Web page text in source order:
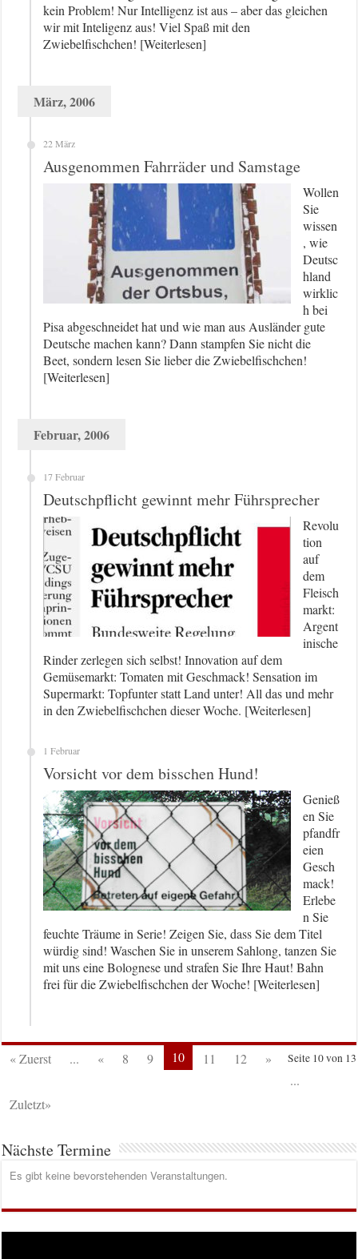
kein Problem! Nur Intelligenz ist aus – aber das gleichen
wir mit Inteligenz aus! Viel Spaß mit den
Zwiebelfischchen! [Weiterlesen]
März, 2006
22 März
Ausgenommen Fahrräder und Samstage
Wollen
Sie
wissen
, wie
Deutsc
hland
wirklic
h bei
Pisa abgeschneidet hat und wie man aus Ausländer gute
Deutsche machen kann? Dann stampfen Sie nicht die
Beet, sondern lesen Sie lieber die Zwiebelfischchen!
[Weiterlesen]
Februar, 2006
17 Februar
Deutschpflicht gewinnt mehr Führsprecher
Revolu
tion
auf
dem
Fleisch
markt:
Argent
inische
Rinder zerlegen sich selbst! Innovation auf dem
Gemüsemarkt: Tomaten mit Geschmack! Sensation im
Supermarkt: Topfunter statt Land unter! All das und mehr
in den Zwiebelfischchen dieser Woche. [Weiterlesen]
1 Februar
Vorsicht vor dem bisschen Hund!
Genieß
en Sie
pfandfr
eien
Gesch
mack!
Erlebe
n Sie
feuchte Träume in Serie! Zeigen Sie, dass Sie dem Titel
würdig sind! Waschen Sie in unserem Sahlong, tanzen Sie
mit uns eine Bolognese und strafen Sie Ihre Haut! Bahn
frei für die Zwiebelfischchen der Woche! [Weiterlesen]
Seite 10 von 13
« Zuerst ... « 8 9 10 11 12
»
...
Zuletzt»
Nächste Termine
Es gibt keine bevorstehenden Veranstaltungen.